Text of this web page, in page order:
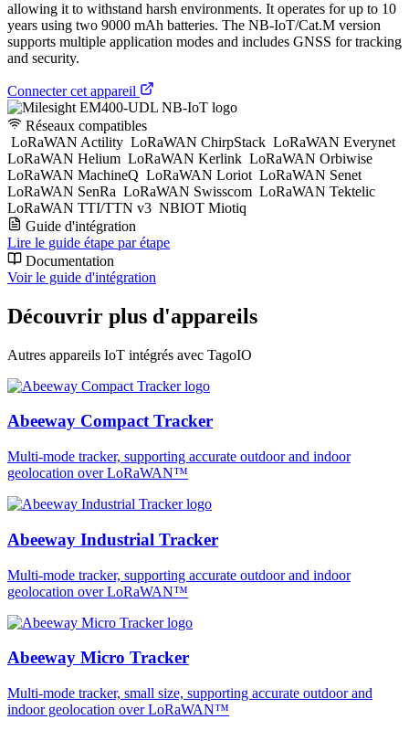
allowing it to withstand harsh environments. It operates for up to 10
years using two 9000 mAh batteries. The NB-IoT/Cat.M version
supports multiple application modes and includes GNSS for tracking
and security.
Connecter cet appareil
Réseaux compatibles
LoRaWAN Actility LoRaWAN ChirpStack LoRaWAN Everynet
LoRaWAN Helium LoRaWAN Kerlink LoRaWAN Orbiwise
LoRaWAN MachineQ LoRaWAN Loriot LoRaWAN Senet
LoRaWAN SenRa LoRaWAN Swisscom LoRaWAN Tektelic
LoRaWAN TTI/TTN v3 NBIOT Miotiq
Guide d'intégration
Lire le guide étape par étape
Documentation
Voir le guide d'intégration
Découvrir plus d'appareils
Autres appareils IoT intégrés avec TagoIO
Abeeway Compact Tracker
Multi-mode tracker, supporting accurate outdoor and indoor
geolocation over LoRaWAN™
Abeeway Industrial Tracker
Multi-mode tracker, supporting accurate outdoor and indoor
geolocation over LoRaWAN™
Abeeway Micro Tracker
Multi-mode tracker, small size, supporting accurate outdoor and
indoor geolocation over LoRaWAN™